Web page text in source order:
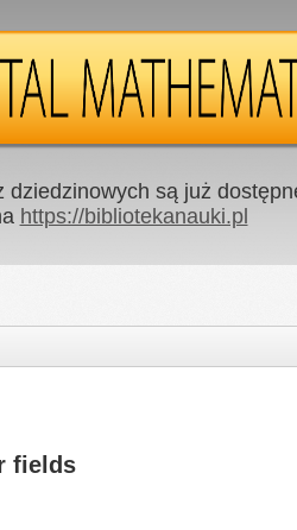
dziedzinowych są już
https://bibliotekanauki.pl
fields